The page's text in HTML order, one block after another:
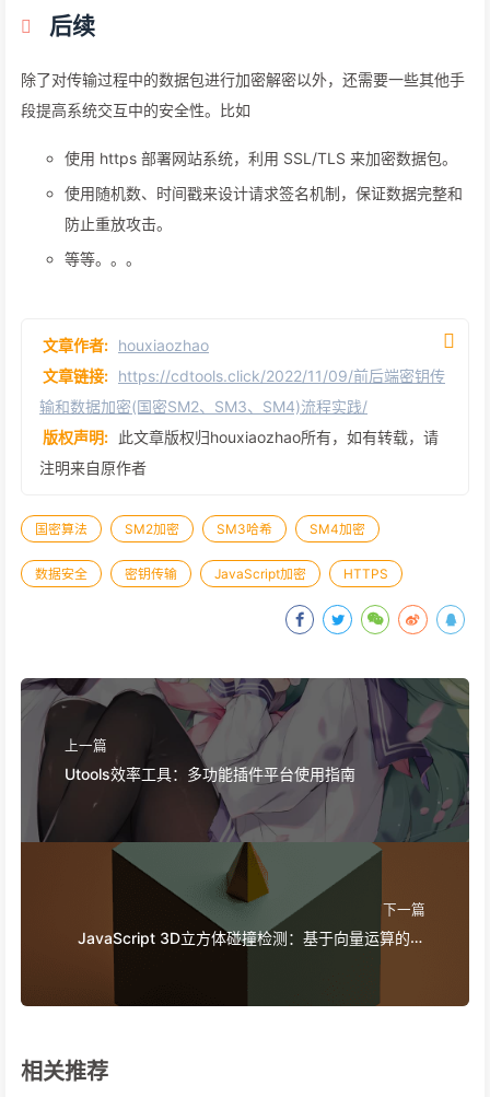
后续
除了对传输过程中的数据包进行加密解密以外，还需要一些其他手
段提高系统交互中的安全性。比如
使用 https 部署网站系统，利用 SSL/TLS 来加密数据包。
使用随机数、时间戳来设计请求签名机制，保证数据完整和
防止重放攻击。
等等。。。
文章作者: houxiaozhao
文章链接: https://cdtools.click/2022/11/09/前后端密钥传
输和数据加密(国密SM2、SM3、SM4)流程实践/
版权声明: 此文章版权归houxiaozhao所有，如有转载，请
注明来自原作者
国密算法 SM2加密 SM3哈希 SM4加密
数据安全 密钥传输 JavaScript加密 HTTPS
上一篇
Utools效率工具：多功能插件平台使用指南
下一篇
JavaScript 3D立方体碰撞检测：基于向量运算的点
相关推荐